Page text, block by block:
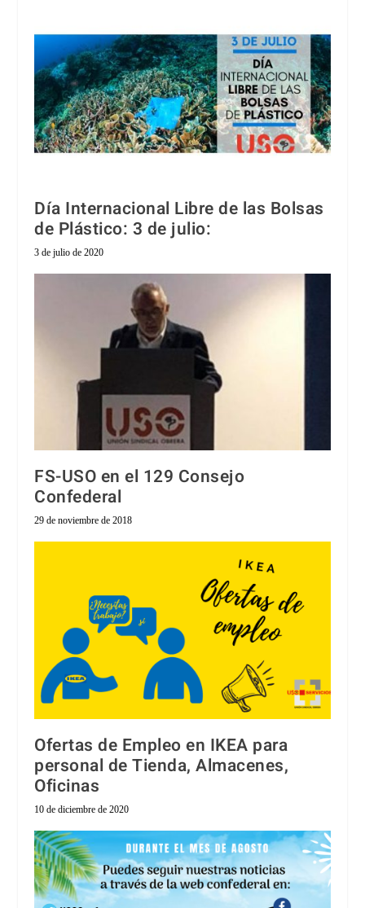
Día Internacional Libre de las Bolsas
de Plástico: 3 de julio:
3 de julio de 2020
FS-USO en el 129 Consejo
Confederal
29 de noviembre de 2018
Ofertas de Empleo en IKEA para
personal de Tienda, Almacenes,
Oficinas
10 de diciembre de 2020